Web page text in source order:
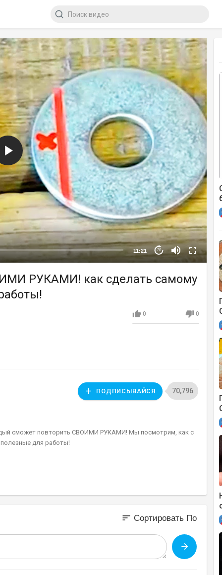
11:21 20
РУКАМИ! как сделать самому
0 0
ПОДПИСЫВАЙСЯ 70,796
сможет повторить СВОИМИ РУКАМИ! Мы посмотрим, как с
для работы!
sort Сортировать По